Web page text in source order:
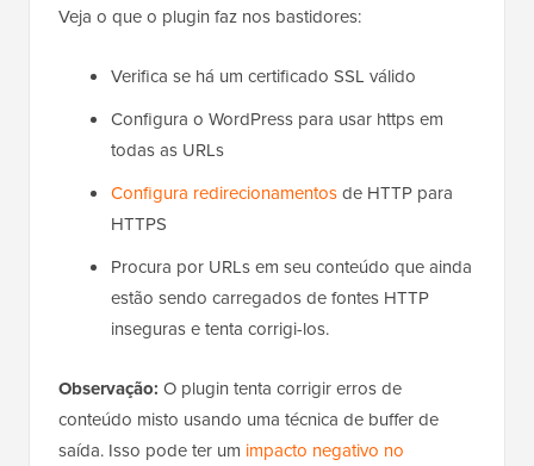
Veja o que o plugin faz nos bastidores:
Verifica se há um certificado SSL válido
Configura o WordPress para usar https em
todas as URLs
Configura redirecionamentosde HTTP para
HTTPS
Procura por URLs em seu conteúdo que ainda
estão sendo carregados de fontes HTTP
inseguras e tenta corrigi-los.
Observação: O plugin tenta corrigir erros de
conteúdo misto usando uma técnica de buffer de
saída. Isso pode ter um impacto negativo no